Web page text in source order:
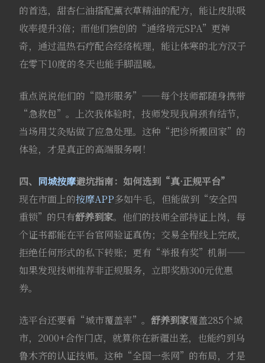
的首选，甜杏仁油搭配薰衣草精油的配方，能让皮肤吸
收率提升3倍；而他们独创的“通络培元SPA”更神
奇，通过温热石疗配合经络梳理，能让体寒的北方汉子
在零下10度的冬天也能手脚温暖。
重点说说他们的“隐形服务”——每个技师都随身携带
“急救包”。上次我体验时，技师发现我肩颈有结节，
当场用艾灸贴做了应急处理。这种“把诊所搬回家”的
体验，才是真正的高端服务啊！
四、 同城按摩避坑指南：如何选到“真·正规平台”
现在市面上的按摩APP多如牛毛，但能做到“安全四
重锁”的只有舒养到家。他们的技师全部持证上岗，每
个证书都能在平台官网验证真伪；交易全程线上完成，
拒绝任何形式的私下转账；更有“举报有奖”机制——
如果发现技师推荐非正规服务，立即奖励300元优惠
券。
选平台还要看“城市覆盖率”。 舒养到家覆盖285个城
市，2000+合作门店，就算你在新疆出差，也能约到乌
鲁木齐的认证技师。这种“全国一张网”的布局，才是